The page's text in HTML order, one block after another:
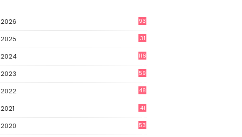
2026 93
2025
31
2024
116
2023
59
2022
48
2021
41
2020
53